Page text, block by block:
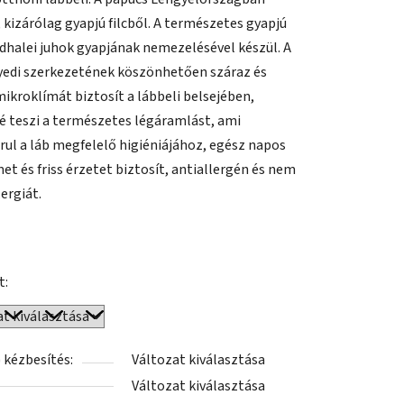
gyapjú filcből. A természetes gyapjú
juhok gyapjának nemezelésével készül. A
szerkezetének köszönhetően száraz és
biztosít a lábbeli belsejében,
teszi a természetes légáramlást, ami
a láb megfelelő higiéniájához, egész napos
és friss érzetet biztosít, antiallergén és nem
Változat kiválasztása
Változat kiválasztása